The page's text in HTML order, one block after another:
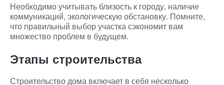
Необходимо учитывать близость к городу, наличие
коммуникаций, экологическую обстановку. Помните,
что правильный выбор участка сэкономит вам
множество проблем в будущем.
Этапы строительства
Строительство дома включает в себя несколько